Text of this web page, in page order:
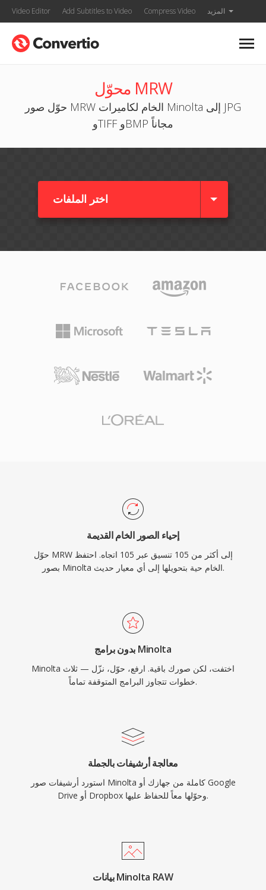
Video Editor Add Subtitles to Video Compress Video المزيد
محوّل MRW
حوّل صور MRW الخام لكاميرات Minolta إلى JPG
وTIFF وBMP مجاناً
اختر الملفات
إحياء الصور الخام القديمة
حوّل MRW إلى أكثر من 105 تنسيق عبر 105 اتجاه. احتفظ
بصور Minolta الخام حية بتحويلها إلى أي معيار حديث.
بدون برامج Minolta
Minolta اختفت، لكن صورك باقية. ارفع، حوّل، نزّل — ثلاث
خطوات تتجاوز البرامج المتوقفة تماماً.
معالجة أرشيفات بالجملة
استورد أرشيفات صور Minolta كاملة من جهازك أو Google
Drive أو Dropbox وحوّلها معاً للحفاظ عليها.
بيانات Minolta RAW